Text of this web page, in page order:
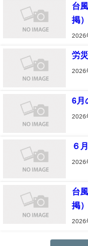
台
掲）
2026
労
2026
6月
2026
６
2026
台
掲）
2026